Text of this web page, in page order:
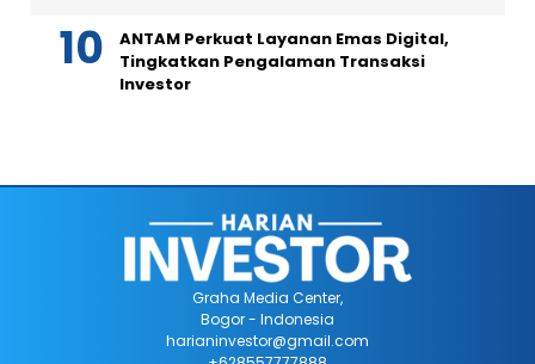
ANTAM Perkuat Layanan Emas Digital,
Tingkatkan Pengalaman Transaksi
Investor
Graha Media Center,
Bogor - Indonesia
harianinvestor@gmail.com